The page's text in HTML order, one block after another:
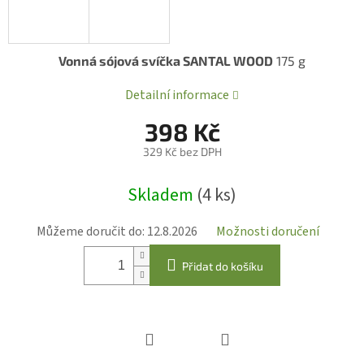
398 Kč
329 Kč bez DPH
cena:
Skladem (4 ks)
Můžeme doručit do: 12.8.2026 Možnosti doručení
Přidat do košíku
Vonná sójová svíčka SANTAL WOOD 175 g
Detailní informace